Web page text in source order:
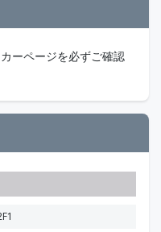
ーページを必ずご確認